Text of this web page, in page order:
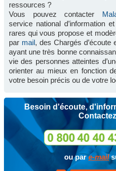
ressources ?
Vous pouvez contacter
service national d’information
rares qui vous propose et
par mail, des Chargés d’écoute
ayant une très bonne
vie des personnes atteintes
orienter au mieux en fonction
votre besoin précis ou de votre
Besoin d'écoute,
ou pare-mail